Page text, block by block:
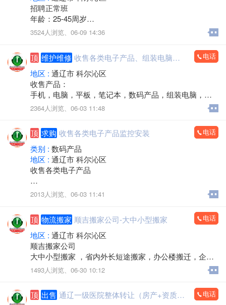
招聘正常班
年龄：25-45周岁
工作时间：早八点半到晚五点
工作内容：接打电话，资料录入，核对信息，服务咨
询。
有无经验均可
邮箱853118409@qq.com
微信同步
联系人电话：13190888778
3524人浏览、 06-09 14:36
顶 维护维修 收售各类电子产品、组装电脑，监控安装 电话
地区 : 通辽市 科尔沁区
收售产品：
手机，电脑，平板，笔记本，数码产品，组装电脑，监
控安装，办公耗材，回收置换，上门服务
电话：15560888853
2364人浏览、 06-03 11:48
顶 求购 收售各类电子产品监控安装 电话
类别 : 数码产品
地区 : 通辽市 科尔沁区
收售各类电子产品
手机，电脑，平板，笔记本，数码产品，手机专卖，组
上门服务
欢迎来电：15560888853（微信同步）
2013人浏览、 06-03 11:41
顶 物流搬家 顺吉搬家公司-大中小型搬家 电话
地区 : 通辽市 科尔沁区
顺吉搬家公司
大中小型搬家 ，省内外长短途搬家，办公楼搬迁，企事
业单位搬迁，搬厂，门店搬家，超市商场搬家，出租拉
货 大型设备起重 ，吊装，吊运，专业抬钢琴，鱼缸搬
运，专业拆装家具，空调安装移机，上下楼搬运。
承接各种零活，装卸各种货物，通辽市，各区，各省 各
1493人浏览、 06-30 10:12
顶 出售 通辽一级医院整体转让（房产+资质+营业中） 电话